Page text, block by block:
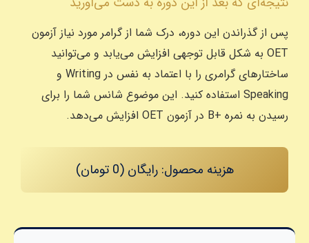
پس از گذراندن این دوره، درک شما از گرامر مورد نیاز آزمون
OET به شکل قابل توجهی افزایش می‌یابد و می‌توانید
ساختارهای گرامری را با اعتماد به نفس در Writing و
Speaking استفاده کنید. این موضوع شانس شما را برای
رسیدن به نمره +B در آزمون OET افزایش می‌دهد.
هزینه محصول:رایگان (0 تومان)